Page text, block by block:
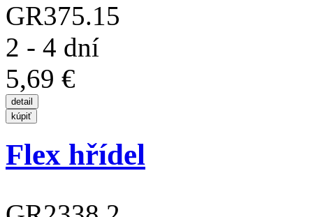
GR375.15
2 - 4 dní
5,69 €
Flex hřídel